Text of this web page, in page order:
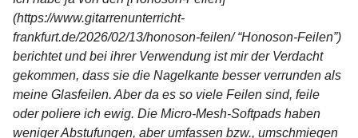
(https://www.gitarrenunterricht-
frankfurt.de/2026/02/13/honoson-feilen/ “Honoson-Feilen”)
berichtet und bei ihrer Verwendung ist mir der Verdacht
gekommen, dass sie die Nagelkante besser verrunden als
meine Glasfeilen. Aber da es so viele Feilen sind, feile
oder poliere ich ewig. Die Micro-Mesh-Softpads haben
weniger Abstufungen, aber umfassen bzw., umschmiegen